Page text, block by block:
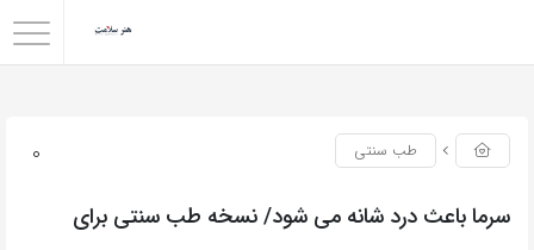
0 طب سنتی
سرما باعث درد شانه می شود/ نسخه طب سنتی برای